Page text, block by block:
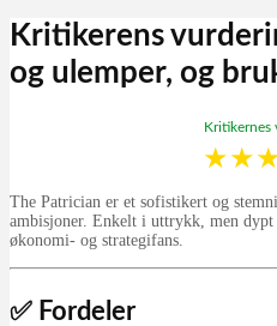
Kritikerens
og ulemper, og
Kritikernes
★★
The Patrician er et sofistikert og
ambisjoner. Enkelt i uttrykk, men
økonomi- og strategifans.
✅ Fordeler